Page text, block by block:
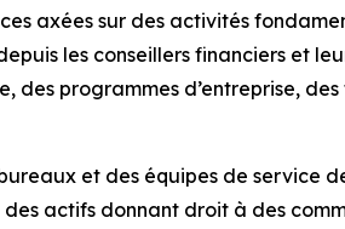
axées sur des activités
les conseillers financiers et
des programmes d’entreprise,
et des équipes de service
actifs donnant droit à des